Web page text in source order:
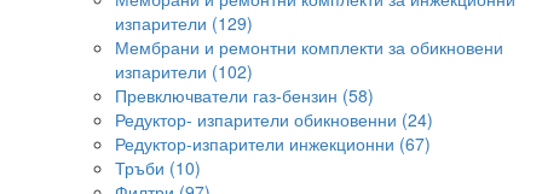
изпарители (129)
Мембрани и ремонтни комплекти за обикновени
изпарители (102)
Превключватели газ-бензин (58)
Редуктор- изпарители обикновенни (24)
Редуктор-изпарители инжекционни (67)
Тръби (10)